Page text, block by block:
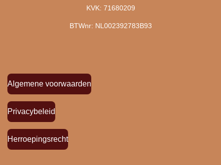
KVK: 71680209
BTWnr: NL002392783B93
Algemene voorwaarden
Privacybeleid
Herroepingsrecht